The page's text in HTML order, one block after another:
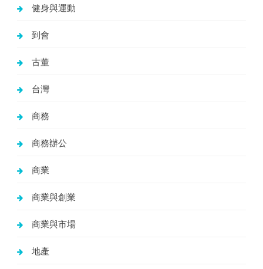
健身與運動
到會
古董
台灣
商務
商務辦公
商業
商業與創業
商業與市場
地產